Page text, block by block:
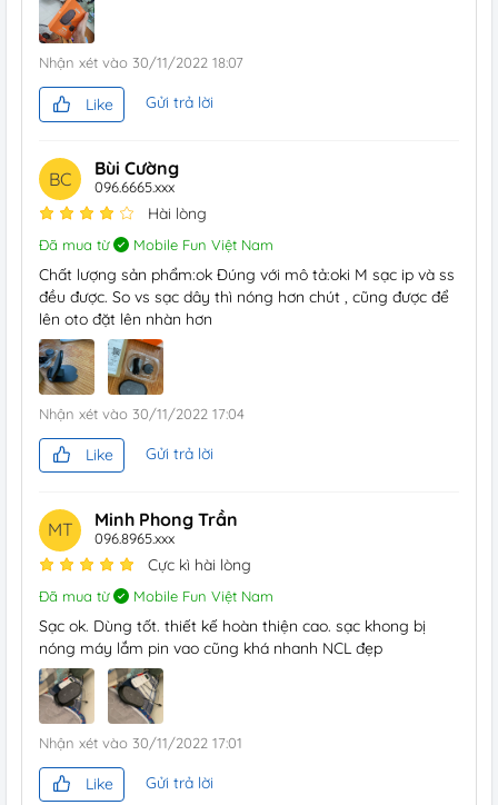
Nhận xét vào 30/11/2022 18:07
Like Gửi trả lời
BC Bùi Cường
096.6665.xxx
Hài lòng
Đã mua từ Mobile Fun Việt Nam
Chất lượng sản phẩm:ok Đúng với mô tả:oki M sạc ip và ss
đều được. So vs sạc dây thì nóng hơn chút , cũng được để
lên oto đặt lên nhàn hơn
Nhận xét vào 30/11/2022 17:04
Like Gửi trả lời
MT Minh Phong Trần
096.8965.xxx
Cực kì hài lòng
Đã mua từ Mobile Fun Việt Nam
Sạc ok. Dùng tốt. thiết kế hoàn thiện cao. sạc khong bị
nóng máy lắm pin vao cũng khá nhanh NCL đẹp
Nhận xét vào 30/11/2022 17:01
Like Gửi trả lời